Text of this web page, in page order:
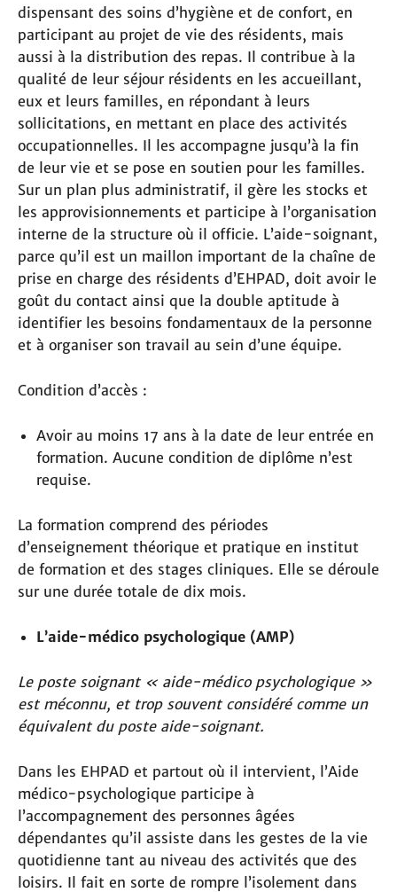
dispensant des soins d’hygiène et de confort, en
participant au projet de vie des résidents, mais
aussi à la distribution des repas. Il contribue à la
qualité de leur séjour résidents en les accueillant,
eux et leurs familles, en répondant à leurs
sollicitations, en mettant en place des activités
occupationnelles. Il les accompagne jusqu’à la fin
de leur vie et se pose en soutien pour les familles.
Sur un plan plus administratif, il gère les stocks et
les approvisionnements et participe à l’organisation
interne de la structure où il officie. L’aide-soignant,
parce qu’il est un maillon important de la chaîne de
prise en charge des résidents d’EHPAD, doit avoir le
goût du contact ainsi que la double aptitude à
identifier les besoins fondamentaux de la personne
et à organiser son travail au sein d’une équipe.
Condition d’accès :
Avoir au moins 17 ans à la date de leur entrée en
formation. Aucune condition de diplôme n’est
requise.
La formation comprend des périodes
d’enseignement théorique et pratique en institut
de formation et des stages cliniques. Elle se déroule
sur une durée totale de dix mois.
L’aide-médico psychologique (AMP)
Le poste soignant « aide-médico psychologique »
est méconnu, et trop souvent considéré comme un
équivalent du poste aide-soignant.
Dans les EHPAD et partout où il intervient, l’Aide
médico-psychologique participe à
l’accompagnement des personnes âgées
dépendantes qu’il assiste dans les gestes de la vie
quotidienne tant au niveau des activités que des
loisirs. Il fait en sorte de rompre l’isolement dans